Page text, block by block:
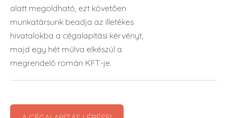
alatt megoldható, ezt követően
munkatársunk beadja az illetékes
hivatalokba a cégalapítási kérvényt,
majd egy hét múlva elkészül a
megrendelő román KFT-je.